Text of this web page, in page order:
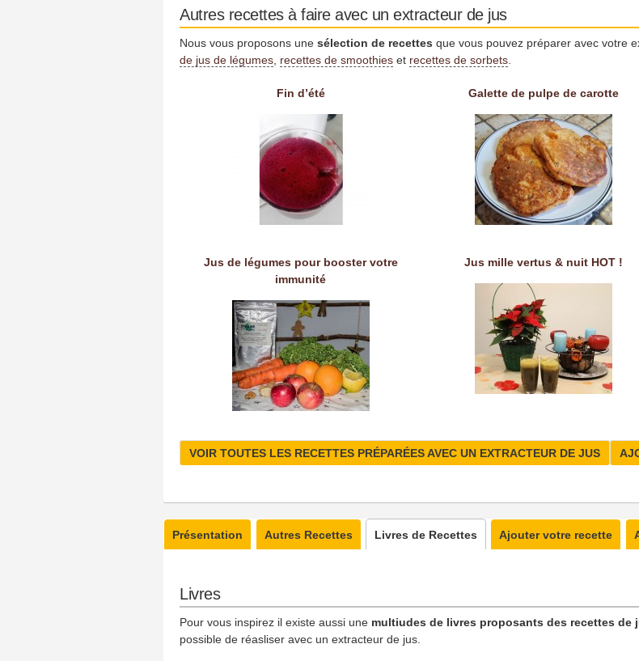
Autres recettes à faire avec un extracteur de jus
Nous vous proposons une sélection de recettes que vous pouvez préparer avec votre
de jus de légumes recettes de smoothies et recettes de sorbets
Fin d’été Galette de pulpe de carotte
Jus de légumes pour booster votre
immunité
Jus mille vertus & nuit HOT !
VOIR TOUTES LES RECETTES PRÉPARÉES AVEC UN EXTRACTEUR DE JUS
Présentation Autres Recettes Livres de Recettes Ajouter votre recette
Livres
Pour vous inspirez il existe aussi une multiudes de livres proposants des recettes de
possible de réasliser avec un extracteur de jus.